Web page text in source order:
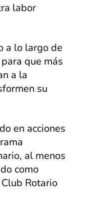
Marinilla
El Peñol
institucional
en línea
Rural
SETA
labor
a lo largo de
que más
a la
su
en acciones
al menos
como
Rotario